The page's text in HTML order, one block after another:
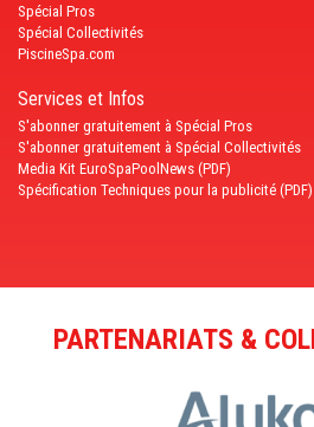
Spécial Pros
Spécial Collectivités
PiscineSpa.com
Services et Infos
S'abonner gratuitement à Spécial Pros
S'abonner gratuitement à Spécial Collectivités
Media Kit EuroSpaPoolNews (PDF)
Spécification Techniques pour la publicité (PDF)
PARTENARIATS &